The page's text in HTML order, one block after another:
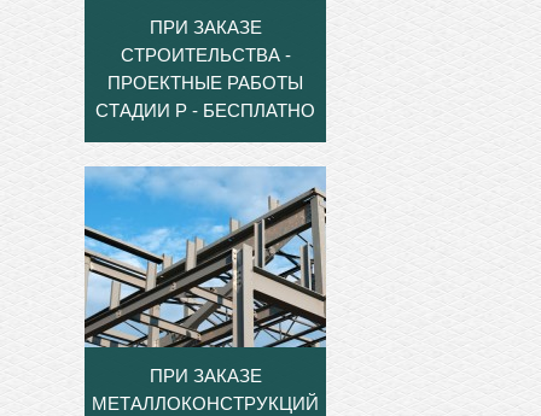
ПРИ ЗАКАЗЕ
СТРОИТЕЛЬСТВА -
ПРОЕКТНЫЕ РАБОТЫ
СТАДИИ Р - БЕСПЛАТНО
ПРИ ЗАКАЗЕ
МЕТАЛЛОКОНСТРУКЦИЙ